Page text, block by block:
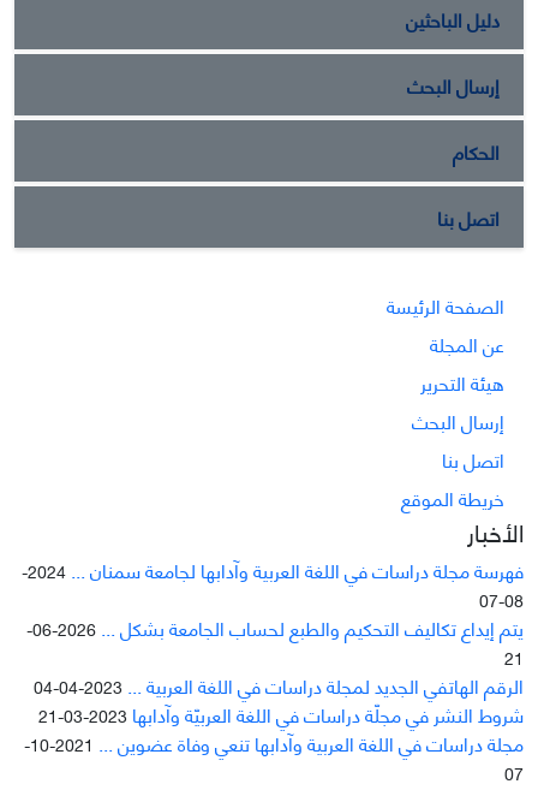
دليل الباحثين
إرسال البحث
الحكام
اتصل بنا
الصفحة الرئيسة
عن المجلة
هيئة التحرير
إرسال البحث
اتصل بنا
خريطة الموقع
الأخبار
فهرسة مجلة دراسات في اللغة العربية وآدابها لجامعة سمنان ...
2024-
08-07
يتم إيداع تکاليف التحکيم والطبع لحساب الجامعة بشکل ...
2026-06-
21
الرقم الهاتفي الجديد لمجلة دراسات في اللغة العربية ... 2023-04-04
شروط النشر في مجلّة دراسات في اللغة العربيّة وآدابها 2023-03-21
مجلة دراسات في اللغة العربية وآدابها تنعي وفاة عضوين ...
2021-10-
07